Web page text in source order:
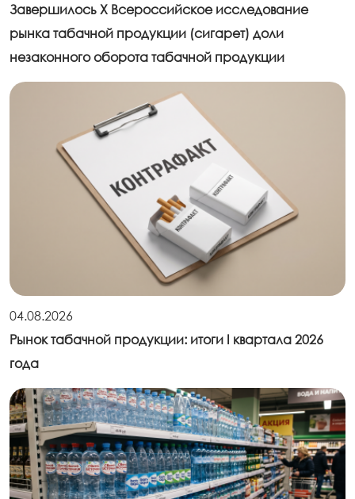
Завершилось X Всероссийское исследование
рынка табачной продукции (сигарет) доли
незаконного оборота табачной продукции
04.08.2026
Рынок табачной продукции: итоги I квартала 2026
года